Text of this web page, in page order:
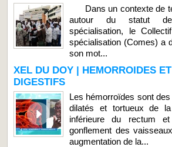
Dans un contexte de
autour du statut
spécialisation, le
spécialisation (Comes) a
son mot...
XEL DU DOY | HEMORROIDES
DIGESTIFS
Les hémorroïdes sont
dilatés et tortueux de
inférieure du rectum
gonflement des
augmentation de la...